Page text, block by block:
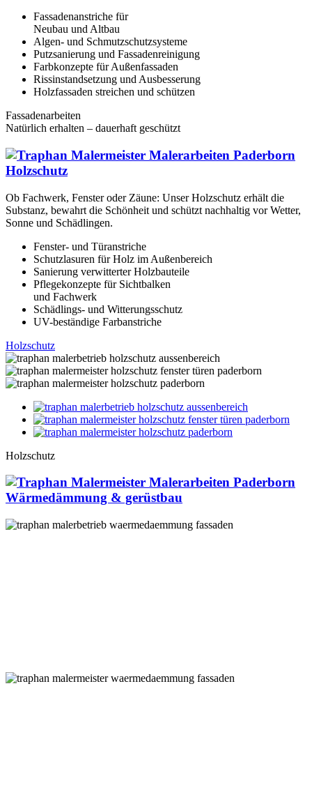
Fassadenanstriche für
Neubau und Altbau
Algen- und Schmutzschutzsysteme
Putzsanierung und Fassadenreinigung
Farbkonzepte für Außenfassaden
Rissinstandsetzung und Ausbesserung
Holzfassaden streichen und schützen
Fassadenarbeiten
Natürlich erhalten – dauerhaft geschützt
Holz­schutz
Ob Fachwerk, Fenster oder Zäune: Unser Holzschutz erhält die
Substanz, bewahrt die Schönheit und schützt nachhaltig vor Wetter,
Sonne und Schädlingen.
Fenster- und Türanstriche
Schutzlasuren für Holz im Außenbereich
Sanierung verwitterter Holzbauteile
Pflegekonzepte für Sichtbalken
und Fachwerk
Schädlings- und Witterungsschutz
UV-beständige Farbanstriche
Holz­schutz
Holzschutz
Wärme­dämmung & gerüstbau